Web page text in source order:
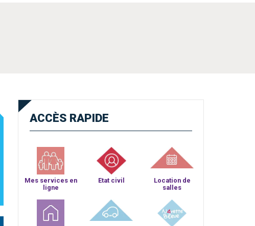
ACCÈS RAPIDE
Mes services en
ligne
Etat civil
Location de
salles